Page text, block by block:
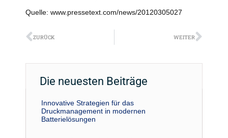
Quelle: www.pressetext.com/news/20120305027
Zurück
ZURÜCK WEITER
Die neuesten Beiträge
Innovative Strategien für das
Druckmanagement in modernen
Batterielösungen